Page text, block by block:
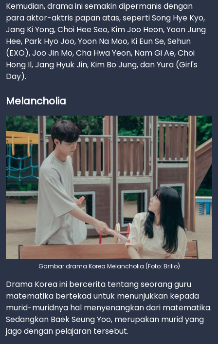
Kemudian, drama ini semakin dipermanis dengan
para aktor-aktris papan atas, seperti Song Hye Kyo,
Jang Ki Yong, Choi Hee Seo, Kim Joo Heon, Yoon Jung
Hee, Park Hyo Joo, Yoon Na Moo, Ki Eun Se, Sehun
(EXO), Joo Jin Mo, Cha Hwa Yeon, Nam Gi Ae, Choi
Hong Il, Jang Hyuk Jin, Kim Bo Jung, dan Yura (Girl's
Day).
Melancholia
Gambar drama Korea Melancholia (Foto: Brilio)
Drama Korea ini bercerita tentang seorang guru
matematika bertekad untuk menunjukkan kepada
murid-muridnya hal menyenangkan dari matematika.
Sedangkan Baek Seung Yoo, merupakan murid yang
jago dengan pelajaran tersebut.